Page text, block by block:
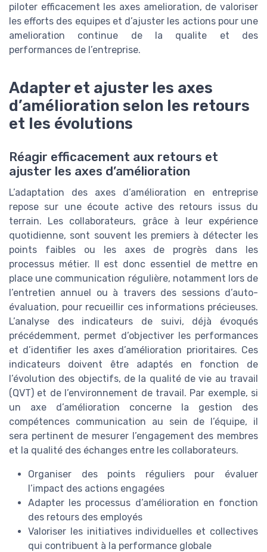
piloter efficacement les axes amelioration, de valoriser
les efforts des equipes et d’ajuster les actions pour une
amelioration continue de la qualite et des
performances de l’entreprise.
Adapter et ajuster les axes
d’amélioration selon les retours
et les évolutions
Réagir efficacement aux retours et
ajuster les axes d’amélioration
L’adaptation des axes d’amélioration en entreprise
repose sur une écoute active des retours issus du
terrain. Les collaborateurs, grâce à leur expérience
quotidienne, sont souvent les premiers à détecter les
points faibles ou les axes de progrès dans les
processus métier. Il est donc essentiel de mettre en
place une communication régulière, notamment lors de
l’entretien annuel ou à travers des sessions d’auto-
évaluation, pour recueillir ces informations précieuses.
L’analyse des indicateurs de suivi, déjà évoqués
précédemment, permet d’objectiver les performances
et d’identifier les axes d’amélioration prioritaires. Ces
indicateurs doivent être adaptés en fonction de
l’évolution des objectifs, de la qualité de vie au travail
(QVT) et de l’environnement de travail. Par exemple, si
un axe d’amélioration concerne la gestion des
compétences communication au sein de l’équipe, il
sera pertinent de mesurer l’engagement des membres
et la qualité des échanges entre les collaborateurs.
Organiser des points réguliers pour évaluer
l’impact des actions engagées
Adapter les processus d’amélioration en fonction
des retours des employés
Valoriser les initiatives individuelles et collectives
qui contribuent à la performance globale